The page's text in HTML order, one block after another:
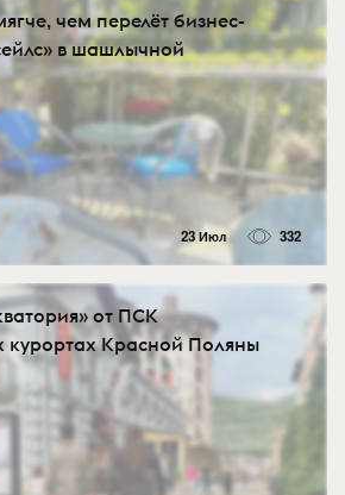
чем перелёт бизнес-
в шашлычной
23 Июл 332
от ПСК
курортах Красной Поляны